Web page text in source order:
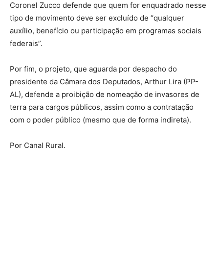
Coronel Zucco defende que quem for enquadrado nesse
tipo de movimento deve ser excluído de “qualquer
auxílio, benefício ou participação em programas sociais
federais”.
Por fim, o projeto, que aguarda por despacho do
presidente da Câmara dos Deputados, Arthur Lira (PP-
AL), defende a proibição de nomeação de invasores de
terra para cargos públicos, assim como a contratação
com o poder público (mesmo que de forma indireta).
Por Canal Rural.